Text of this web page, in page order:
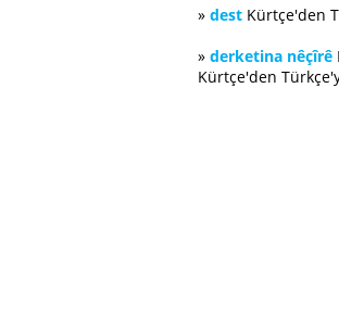
» dest Kürtçe'den
» derketina nêçîrê
Kürtçe'den